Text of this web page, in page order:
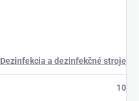
Dezinfekcia a dezinfekčné stroje
10